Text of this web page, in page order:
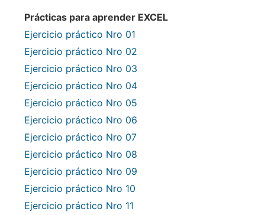
Prácticas para aprender EXCEL
Ejercicio práctico Nro 01
Ejercicio práctico Nro 02
Ejercicio práctico Nro 03
Ejercicio práctico Nro 04
Ejercicio práctico Nro 05
Ejercicio práctico Nro 06
Ejercicio práctico Nro 07
Ejercicio práctico Nro 08
Ejercicio práctico Nro 09
Ejercicio práctico Nro 10
Ejercicio práctico Nro 11